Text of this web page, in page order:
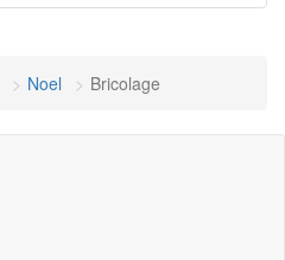
Noel Bricolage